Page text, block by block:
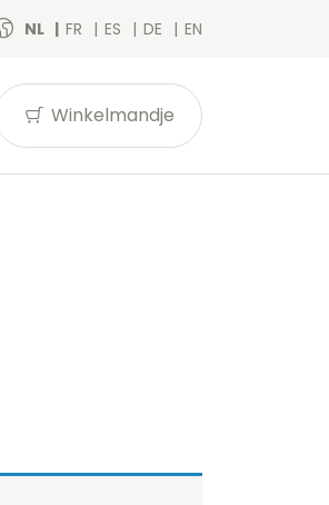
NL FR ES DE EN
Winkelmandje